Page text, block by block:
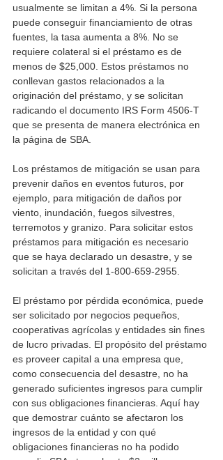
usualmente se limitan a 4%. Si la persona
puede conseguir financiamiento de otras
fuentes, la tasa aumenta a 8%. No se
requiere colateral si el préstamo es de
menos de $25,000. Estos préstamos no
conllevan gastos relacionados a la
originación del préstamo, y se solicitan
radicando el documento IRS Form 4506-T
que se presenta de manera electrónica en
la página de SBA.
Los préstamos de mitigación se usan para
prevenir daños en eventos futuros, por
ejemplo, para mitigación de daños por
viento, inundación, fuegos silvestres,
terremotos y granizo. Para solicitar estos
préstamos para mitigación es necesario
que se haya declarado un desastre, y se
solicitan a través del 1-800-659-2955.
El préstamo por pérdida económica, puede
ser solicitado por negocios pequeños,
cooperativas agrícolas y entidades sin fines
de lucro privadas. El propósito del préstamo
es proveer capital a una empresa que,
como consecuencia del desastre, no ha
generado suficientes ingresos para cumplir
con sus obligaciones financieras. Aquí hay
que demostrar cuánto se afectaron los
ingresos de la entidad y con qué
obligaciones financieras no ha podido